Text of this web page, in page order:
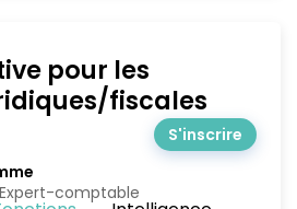
pour les
fiscales
S'inscrire
comptable